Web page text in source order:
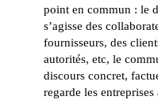
point en commun : le
s’agisse des
fournisseurs, des
autorités, etc, le
discours concret,
regarde les